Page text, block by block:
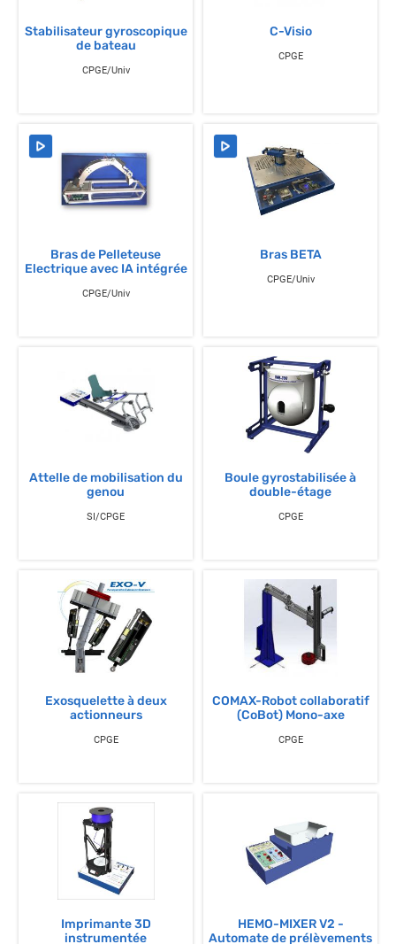
Stabilisateur gyroscopique
de bateau
CPGE/Univ
C-Visio
CPGE
Bras de Pelleteuse
Electrique avec IA intégrée
CPGE/Univ
Bras BETA
CPGE/Univ
Attelle de mobilisation du
genou
SI/CPGE
Boule gyrostabilisée à
double-étage
CPGE
Exosquelette à deux
actionneurs
CPGE
COMAX-Robot collaboratif
(CoBot) Mono-axe
CPGE
Imprimante 3D
instrumentée
HEMO-MIXER V2 -
Automate de prélèvements